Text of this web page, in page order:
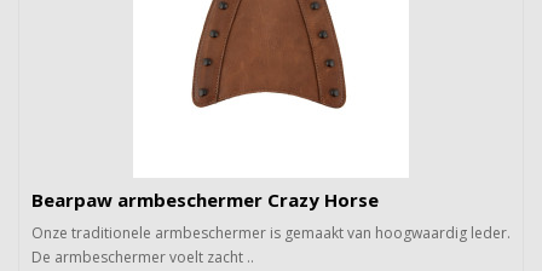
Bearpaw armbeschermer Crazy Horse
Onze traditionele armbeschermer is gemaakt van hoogwaardig leder.
De armbeschermer voelt zacht ..